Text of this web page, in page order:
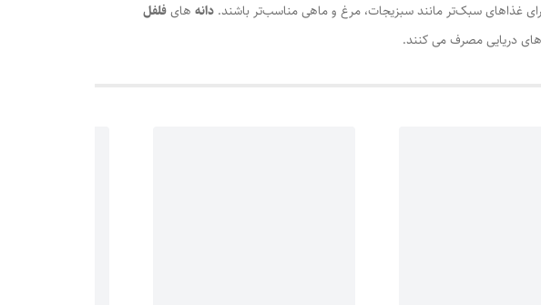
غذاهای سبک‌تر مانند سبزیجات، مرغ و ماهی مناسب‌تر باشند. دانه هایفلفل
دریایی مصرف می کنند.